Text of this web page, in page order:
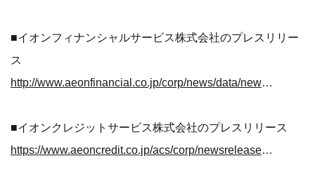
■イオンフィナンシャルサービス株式会社のプレスリリー
ス
http://www.aeonfinancial.co.jp/corp/news/data/news180809.pdf
■イオンクレジットサービス株式会社のプレスリリース
https://www.aeoncredit.co.jp/acs/corp/newsrelease/data/news180809.pdf